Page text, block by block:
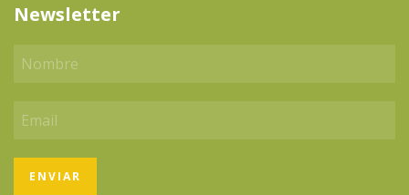
Newsletter